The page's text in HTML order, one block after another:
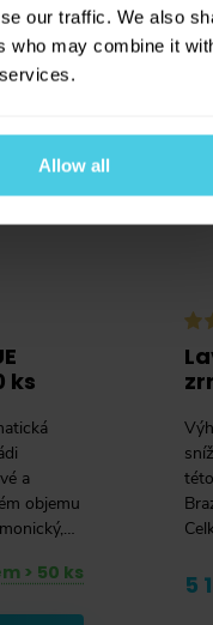
our traffic. We also
who may combine it
Allow all
ks
a
objemu
> 50 ks 5